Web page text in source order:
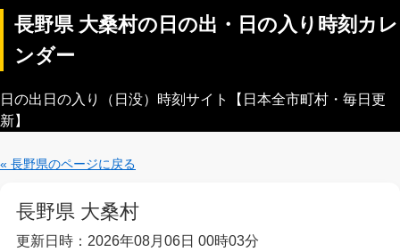
長野県 大桑村の日の出・日の入り時刻カレ
ンダー
日の出日の入り（日没）時刻サイト【日本全市町村・毎日更
新】
« 長野県のページに戻る
長野県 大桑村
更新日時：2026年08月06日 00時03分